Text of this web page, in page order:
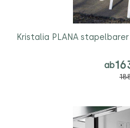
Kristalia PLANA
ab